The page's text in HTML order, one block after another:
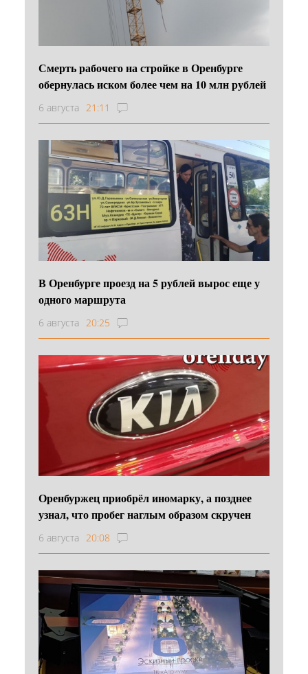
Смерть рабочего на стройке в Оренбурге
обернулась иском более чем на 10 млн рублей
6 августа 21:11
В Оренбурге проезд на 5 рублей вырос еще у
одного маршрута
6 августа 20:25
Оренбуржец приобрёл иномарку, а позднее
узнал, что пробег наглым образом скручен
6 августа 20:08